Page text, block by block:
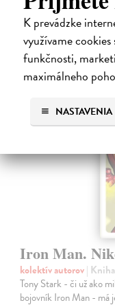
K prevádzke
využívame
funkčnosti,
maximálneho
NASTAVENIA
Ďalšie z
Iron Man.
kolektív autorov| Kniha
Tony Stark - či už ako
bojovník Iron Man - má